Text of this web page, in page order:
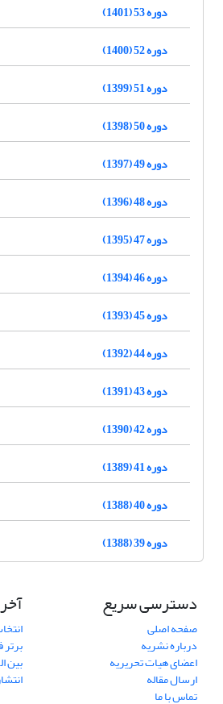
دوره 53 (1401)
دوره 52 (1400)
دوره 51 (1399)
دوره 50 (1398)
دوره 49 (1397)
دوره 48 (1396)
دوره 47 (1395)
دوره 46 (1394)
دوره 45 (1393)
دوره 44 (1392)
دوره 43 (1391)
دوره 42 (1390)
دوره 41 (1389)
دوره 40 (1388)
دوره 39 (1388)
دسترسی سریع
صفحه اصلی
درباره نشریه
اعضای هیات تحریریه
ارسال مقاله
تماس با ما
بین